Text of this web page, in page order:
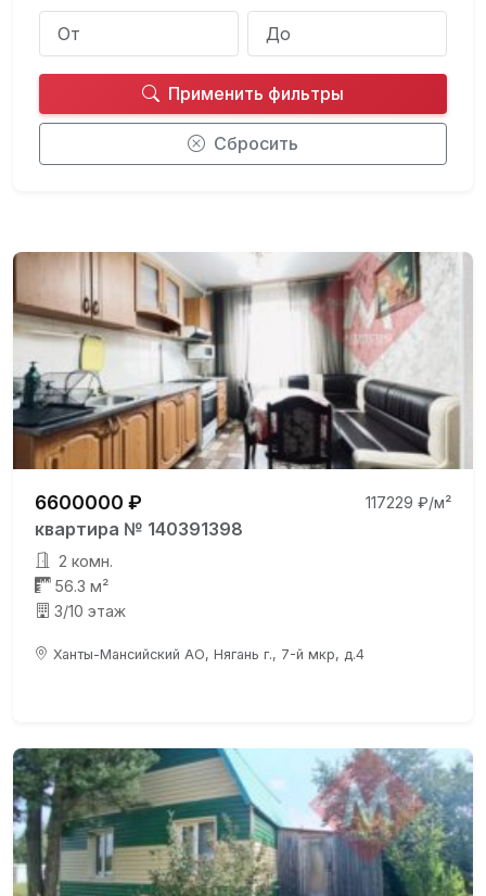
Применить фильтры
Сбросить
6600000 ₽ 117229 ₽/м²
квартира № 140391398
2 комн.
56.3 м²
3/10 этаж
Ханты-Мансийский АО, Нягань г., 7-й мкр, д.4